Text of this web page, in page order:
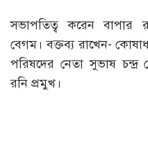
সভাপতিত্ব করেন বাপার
বেগম। বক্তব্য রাখেন-
পরিষদের নেতা সুভাষ চন্দ্র
রনি প্রমুখ।